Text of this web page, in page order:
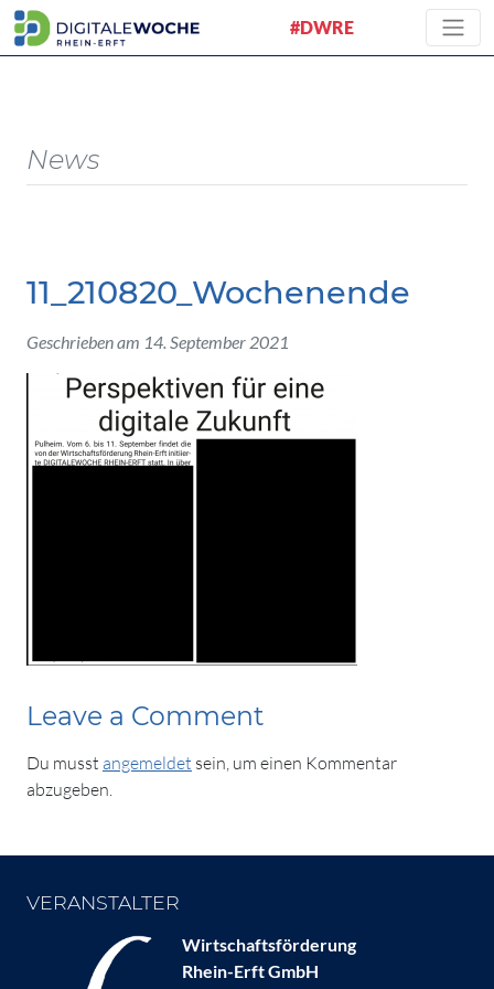
#DWRE
News
11_210820_Wochenende
Geschrieben am 14. September 2021
Leave a Comment
Du musst angemeldet sein, um einen Kommentar
abzugeben.
VERANSTALTER
Wirtschaftsförderung
Rhein-Erft GmbH